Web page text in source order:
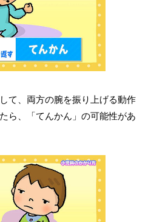
て、両方の腕を振り上げる動作
ら、「てんかん」の可能性があ